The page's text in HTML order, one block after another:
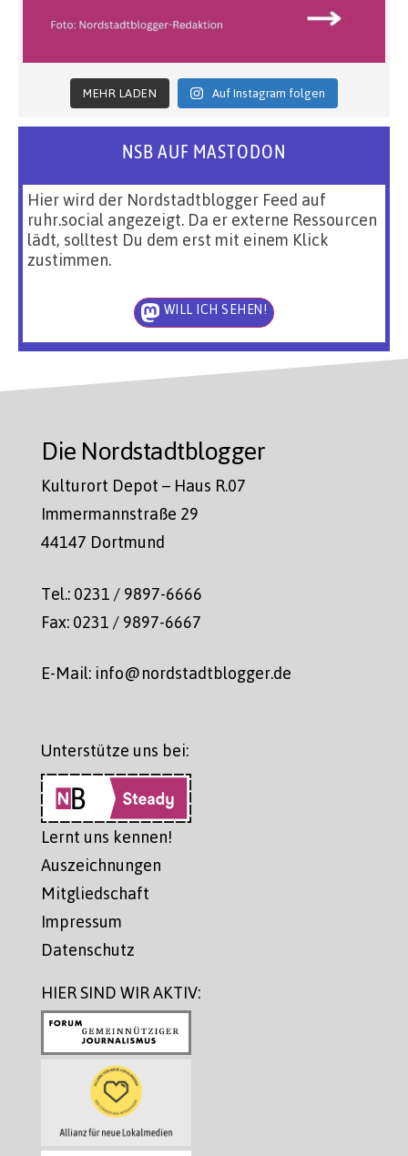
MEHR LADEN Auf Instagram folgen
NSB AUF MASTODON
Hier wird der Nordstadtblogger Feed auf
ruhr.social angezeigt. Da er externe Ressourcen
lädt, solltest Du dem erst mit einem Klick
zustimmen.
WILL ICH SEHEN!
Die Nordstadtblogger
Kulturort Depot – Haus R.07
Immermannstraße 29
44147 Dortmund
Tel.: 0231 / 9897-6666
Fax: 0231 / 9897-6667
E-Mail: info@nordstadtblogger.de
Unterstütze uns bei:
Lernt uns kennen!
Auszeichnungen
Mitgliedschaft
Impressum
Datenschutz
HIER SIND WIR AKTIV: